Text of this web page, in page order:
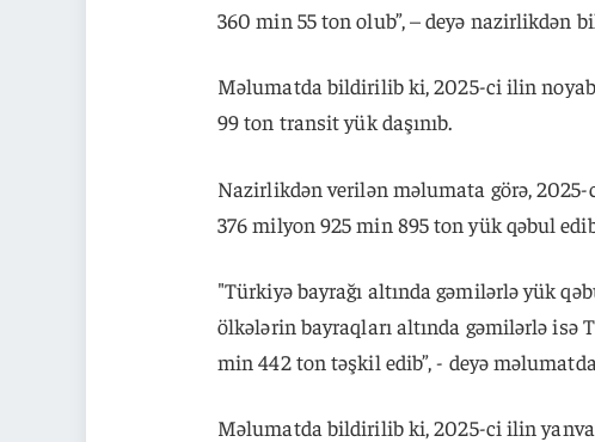
360 min 55 ton olub”, – deyə nazirlikdən
Məlumatda bildirilib ki, 2025-ci ilin
99 ton transit yük daşınıb.
Nazirlikdən verilən məlumata görə,
376 milyon 925 min 895 ton yük qəbul
"Türkiyə bayrağı altında gəmilərlə yük
ölkələrin bayraqları altında gəmilərlə isə
min 442 ton təşkil edib”, - deyə
Məlumatda bildirilib ki, 2025-ci ilin